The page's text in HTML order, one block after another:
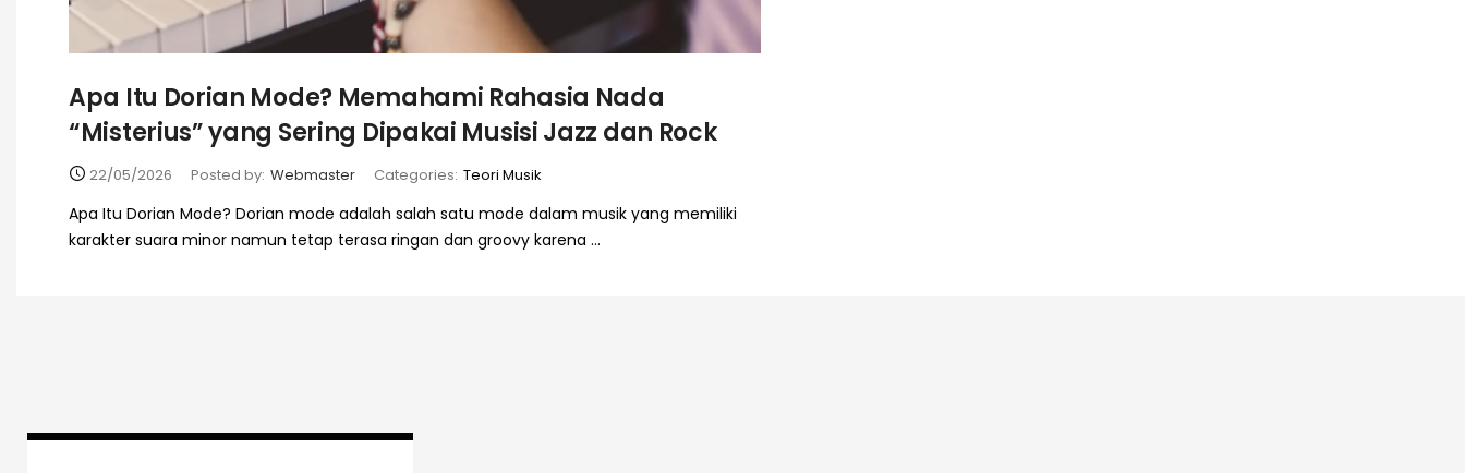
Apa Itu Dorian Mode? Memahami Rahasia Nada
“Misterius” yang Sering Dipakai Musisi Jazz dan Rock
22/05/2026 Posted by: Webmaster Categories: Teori Musik
Apa Itu Dorian Mode? Dorian mode adalah salah satu mode dalam musik yang memiliki
karakter suara minor namun tetap terasa ringan dan groovy karena ...